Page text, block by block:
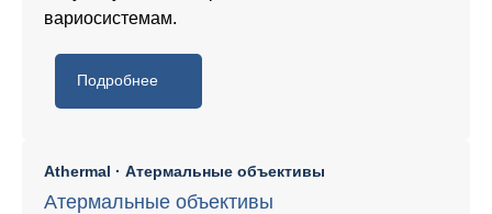
вариосистемам.
Подробнее
Athermal · Атермальные объективы
Атермальные объективы